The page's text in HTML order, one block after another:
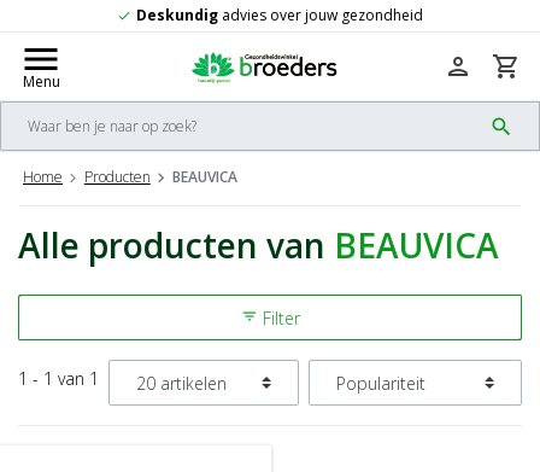
check Deskundig advies over jouw gezondheid
menu
Menu
search
person shopping_cart
Home Producten BEAUVICA
Alle producten van BEAUVICA
filter_list Filter
1 - 1 van 1